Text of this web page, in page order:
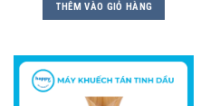
THÊM VÀO GIỎ HÀNG